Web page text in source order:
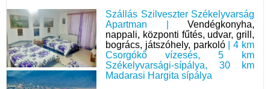
Szállás Szilveszter Székelyvarság
Apartman | Vendégkonyha,
nappali, központi fűtés, udvar, grill,
bogrács, játszóhely, parkoló| 4 km
Csorgókő vízesés, 5 km
Székelyvarsági-sípálya, 30 km
Madarasi Hargita sípálya